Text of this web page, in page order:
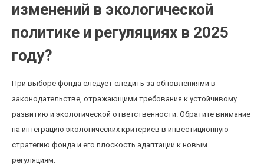
изменений в экологической
политике и регуляциях в 2025
году?
При выборе фонда следует следить за обновлениями в
законодательстве, отражающими требования к устойчивому
развитию и экологической ответственности. Обратите внимание
на интеграцию экологических критериев в инвестиционную
стратегию фонда и его плоскость адаптации к новым
регуляциям.